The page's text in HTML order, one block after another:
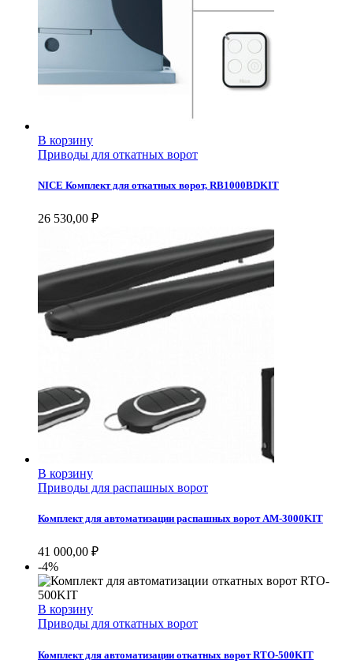
В корзину
Приводы для откатных ворот
NICE Комплект для откатных ворот, RB1000BDKIT
26 530,00 ₽
В корзину
Приводы для распашных ворот
Комплект для автоматизации распашных ворот AM-3000KIT
41 000,00 ₽
-4%
В корзину
Приводы для откатных ворот
Комплект для автоматизации откатных ворот RTO-500KIT